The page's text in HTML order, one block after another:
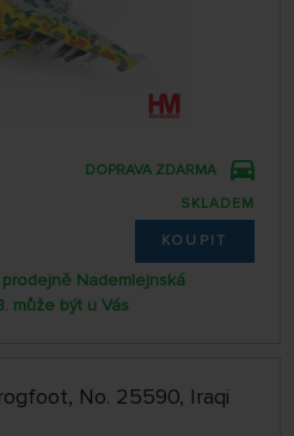
DOPRAVA ZDARMA
SKLADEM
KOUPIT
Nademlejnská
může být u Vás
No. 25590, Iraqi